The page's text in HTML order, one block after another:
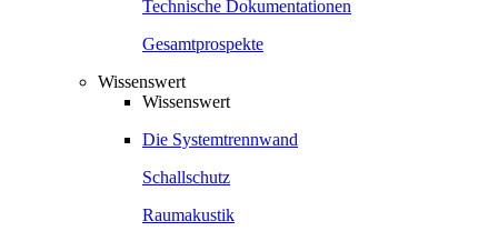
Technische Dokumentationen
Gesamtprospekte
Wissenswert
Wissenswert
Die Systemtrennwand
Schallschutz
Raumakustik